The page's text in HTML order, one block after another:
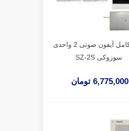
پکیج کامل آیفون صوتی 2 واحدی
سوزوکی SZ-2S
6,775,000 تومان